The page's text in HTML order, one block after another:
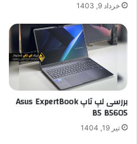
خرداد 9, 1403
بررسی لپ تاپ Asus ExpertBook
B5 B5605
تیر 19, 1404